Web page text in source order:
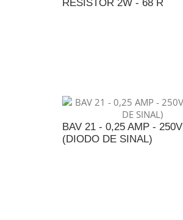
RESISTOR 2W - 68 R
BAV 21 - 0,25 AMP - 250V
(DIODO DE SINAL)